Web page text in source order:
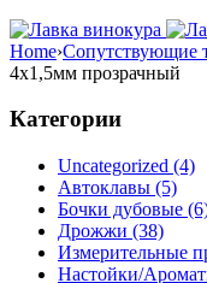
Home›Сопутствующие
4х1,5мм прозрачный
Категории
Uncategorized (4)
Автоклавы (5)
Бочки дубовые
Дрожжи (38)
Измерительные
Настойки/